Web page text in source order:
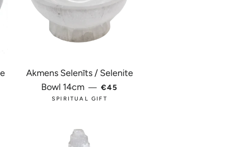
CENA
Akmens Selenīts / Selenite
Bowl 14cm — PARASTĀ CENA
€45
SPIRITUAL GIFT